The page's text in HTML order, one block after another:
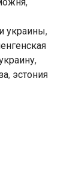
украины,
,
, эстония